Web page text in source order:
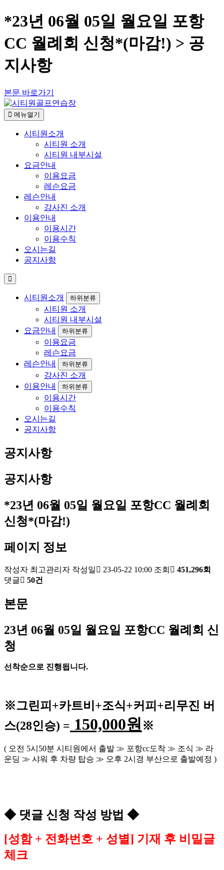
*23년 06월 05일 월요일 포항
CC 월례회 신청*(마감!) > 공
지사항
본문 바로가기
메뉴열기
시티원소개
시티원 소개
시티원 내부시설
요금안내
이용요금
레슨요금
레슨안내
강사진 소개
이용안내
이용시간
이용수칙
오시는길
공지사항
시티원소개 하위분류
시티원 소개
시티원 내부시설
요금안내
하위분류
이용요금
레슨요금
레슨안내
하위분류
강사진 소개
이용안내
하위분류
이용시간
이용수칙
오시는길
공지사항
공지사항
공지사항
*23년 06월 05일 월요일 포항CC 월례회
신청*(마감!)
페이지 정보
작성자 최고관리자 작성일 23-05-22 10:00 조회
451,296회
댓글
50건
본문
23년 06월 05일 월요일 포항CC 월례회 신
청
선착순으로 진행됩니다.
※그린피 +카트비 +조식+커피+리무진 버
스(28인승) = 150,000원 ※
( 오전 5시 50분 시티원에서 출발 ≫ 포항cc도착 ≫ 조식 ≫ 라
운딩 ≫ 샤워 후 차량 탑승 ≫ 오후 2시경 부산으로 출발예정 )
◆ 댓글 신청 작성 방법 ◆
[성함 + 전화번호 + 성별] 기재 후 비밀글
체크